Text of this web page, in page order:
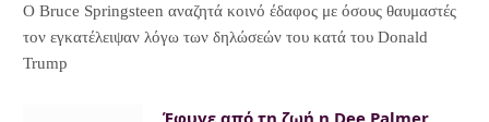
Ο Bruce Springsteen αναζητά κοινό έδαφος με όσους θαυμαστές
τον εγκατέλειψαν λόγω των δηλώσεών του κατά του Donald
Trump
Έφυγε από τη ζωή η Dee Palmer,